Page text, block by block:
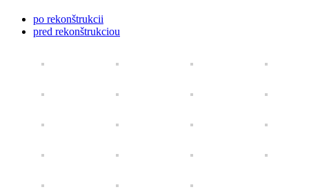
po rekonštrukcii
pred rekonštrukciou